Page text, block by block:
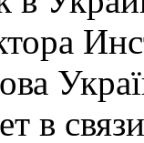
в